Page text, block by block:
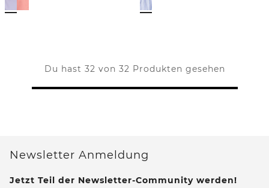
Du hast 32 von 32 Produkten gesehen
Newsletter Anmeldung
Jetzt Teil der Newsletter-Community werden!